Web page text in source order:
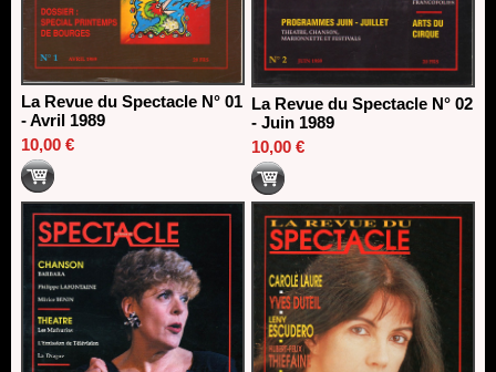
La Revue du Spectacle N° 01
- Avril 1989
10,00 €
La Revue du Spectacle N° 02
- Juin 1989
10,00 €